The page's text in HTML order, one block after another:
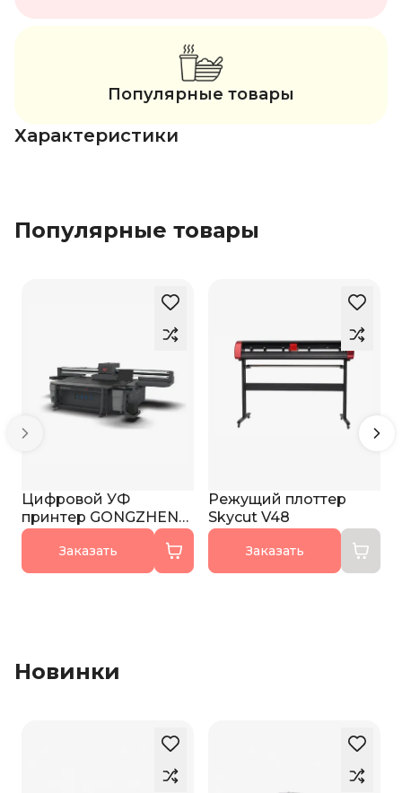
Популярные товары
Характеристики
Популярные товары
Цифровой УФ
принтер GONGZHENG
H2513ET PRO
Заказать
Режущий плоттер
Skycut V48
Заказать
Новинки